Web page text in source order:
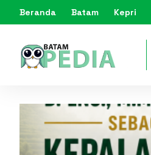
Beranda Batam Kepri